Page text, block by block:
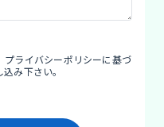
プライバシーポリシーに基づ
み下さい。